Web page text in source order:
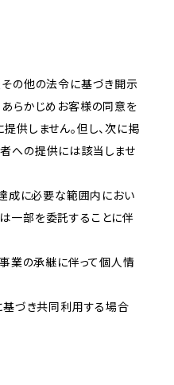
の他の法令に基づき開示
らかじめお客様の同意を
供しません。但し、次に掲
への提供には該当しませ
達成に必要な範囲内におい
一部を委託することに伴
事業の承継に伴って個人情
基づき共同利用する場合